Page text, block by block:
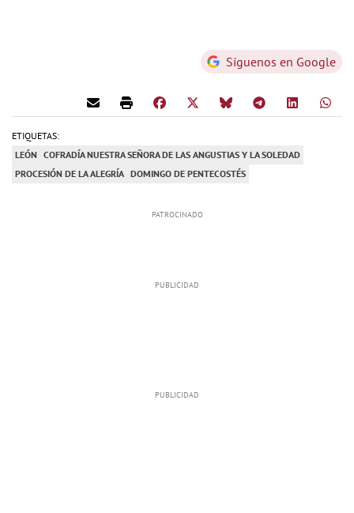
Síguenos en Google
ETIQUETAS:
LEÓN COFRADÍA NUESTRA SEÑORA DE LAS ANGUSTIAS Y LA SOLEDAD
PROCESIÓN DE LA ALEGRÍA DOMINGO DE PENTECOSTÉS